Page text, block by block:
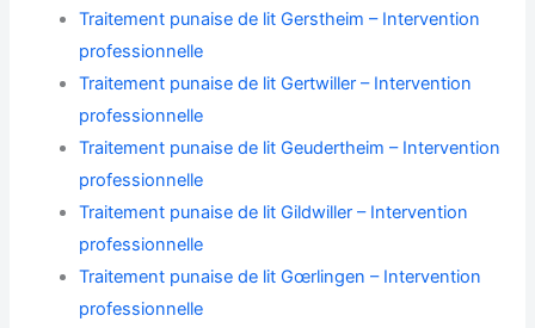
Traitement punaise de lit Gerstheim – Intervention
professionnelle
Traitement punaise de lit Gertwiller – Intervention
professionnelle
Traitement punaise de lit Geudertheim – Intervention
professionnelle
Traitement punaise de lit Gildwiller – Intervention
professionnelle
Traitement punaise de lit Gœrlingen – Intervention
professionnelle